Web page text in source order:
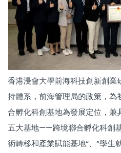
香港浸會大學前海科技創新創業
持體系，前海管理局的政策，為
合孵化科創基地為發展定位，兼
五大基地——跨境聯合孵化科創
術轉移和產業賦能基地“、”學生